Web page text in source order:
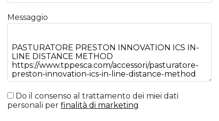
Messaggio
Do il consenso al trattamento dei miei dati
personali perfinalità di marketing